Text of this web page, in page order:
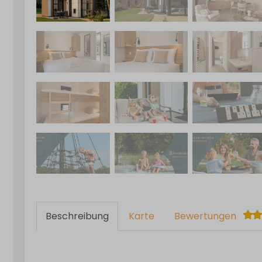
Beschreibung Karte Bewertungen